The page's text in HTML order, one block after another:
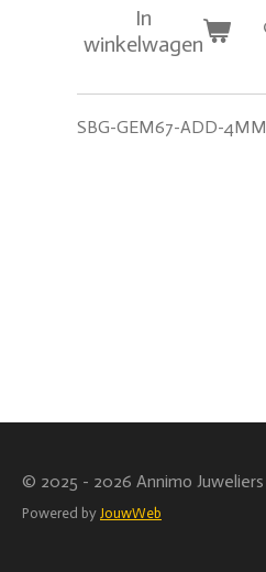
In
winkelwagen
SBG-GEM67-ADD-4MM
© 2025 - 2026 Annimo Juweliers
Powered by JouwWeb